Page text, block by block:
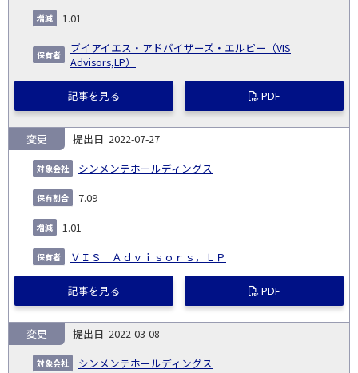
1.01
ブイアイエス・アドバイザーズ・エルピー（VIS
Advisors,LP）
記事を見る PDF
2022-07-27
シンメンテホールディングス
変更
7.09
1.01
ＶＩＳ Ａｄｖｉｓｏｒｓ，ＬＰ
記事を見る PDF
2022-03-08
シンメンテホールディングス
変更